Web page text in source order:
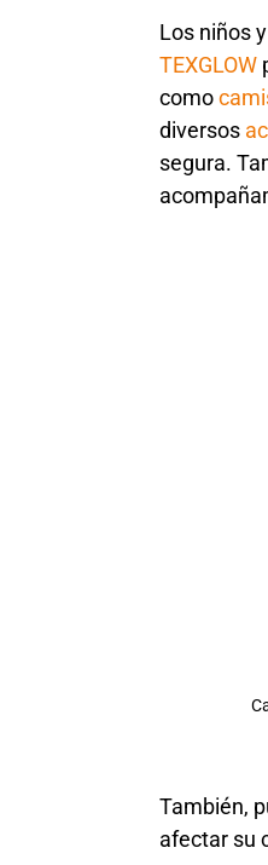
Los niños
TEXGLOW
como
diversos
segura.
También,
afectar su